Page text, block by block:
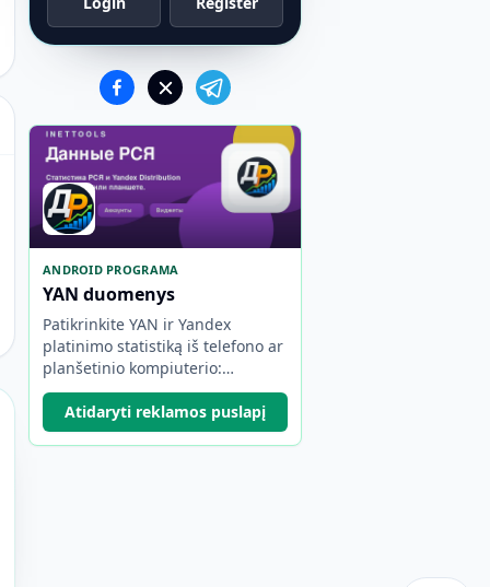
ANDROID PROGRAMA
YAN duomenys
Patikrinkite YAN ir Yandex
platinimo statistiką iš telefono ar
planšetinio kompiuterio:
pajamos, laikotarpiai, sąskaitos,
automatinis atnaujinimas ir
valdikliai.
Atidaryti reklamos puslapį